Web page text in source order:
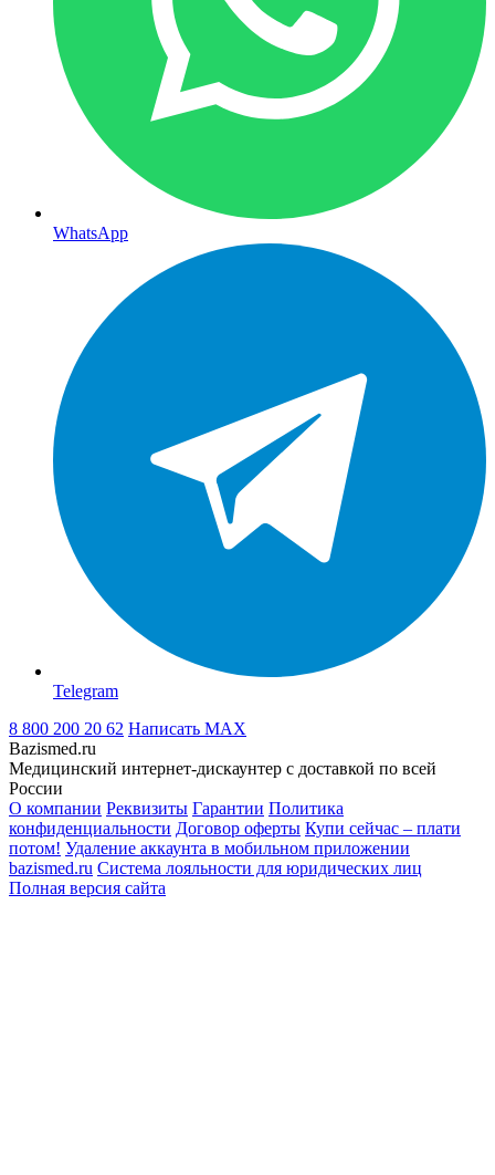
WhatsApp
Telegram
8 800 200 20 62 Написать MAX
Bazismed.ru
Медицинский интернет-дискаунтер с доставкой по всей
России
О компании Реквизиты Гарантии Политика
конфиденциальности Договор оферты Купи сейчас – плати
потом! Удаление аккаунта в мобильном приложении
bazismed.ru Система лояльности для юридических лиц
Полная версия сайта